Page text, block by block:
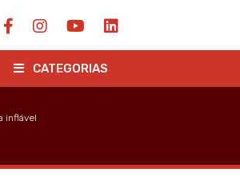
CATEGORIAS
inflável